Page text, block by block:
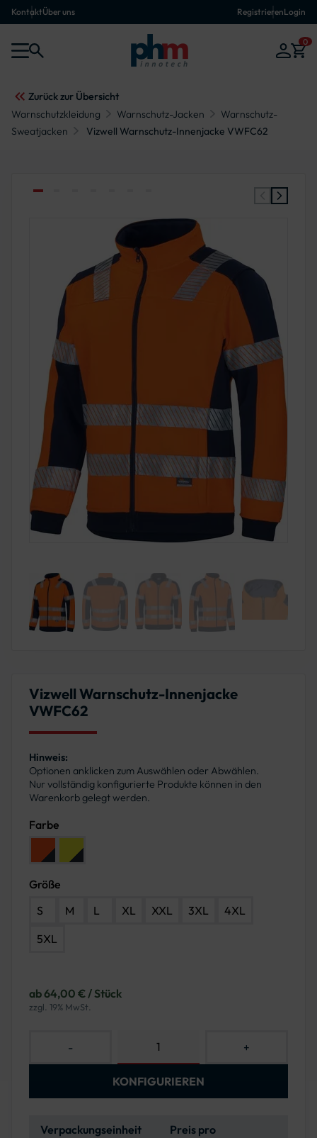
KontaktÜber uns RegistrierenLogin
0
Zurück zur Übersicht
Warnschutzkleidung
Warnschutz-Jacken
Warnschutz-
Sweatjacken
Vizwell Warnschutz-Innenjacke VWFC62
Vizwell Warnschutz-Innenjacke
VWFC62
Hinweis:
Optionen anklicken zum Auswählen oder Abwählen.
Nur vollständig konfigurierte Produkte können in den
Warenkorb gelegt werden.
Farbe
Farbe: Leuchtorange-Marine
Farbe: Leuchtgelb-Marine
Größe
S
M L XL XXL 3XL
4XL
5XL
ab 64,00 € / Stück
zzgl. 19% MwSt.
- +
KONFIGURIEREN
Verpackungseinheit
Preis pro